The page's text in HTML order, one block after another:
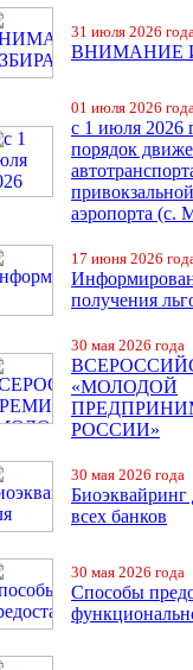
31 июля 2026
ВНИМАНИЕ
01 июля 2026
с 1 июля 2026
порядок
аэропорта (с.
17 июня 2026
получения
30 мая 2026 года
«МОЛОДОЙ
РОССИИ»
30 мая 2026 года
Биоэквайринг
всех банков
30 мая 2026 года
Способы